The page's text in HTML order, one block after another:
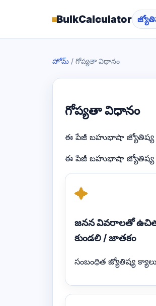
▦BulkCalculator
హోమ్ / గోప్యతా విధానం
గోప్యతా విధానం
ఈ పేజీ బహుభాషా జ్యోతిష్య
ఈ పేజీ బహుభాషా జ్యోతిష్య
✦
జనన వివరాలతో
కుండలి / జాతకం
సంబంధిత జ్యోతిష్య